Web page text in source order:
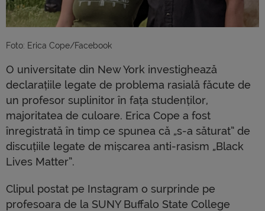
Foto: Erica Cope/Facebook
O universitate din New York investighează
declarațiile legate de problema rasială făcute de
un profesor suplinitor în fața studenților,
majoritatea de culoare. Erica Cope a fost
înregistrată în timp ce spunea că „s-a săturat” de
discuțiile legate de mișcarea anti-rasism „Black
Lives Matter”.
Clipul postat pe Instagram o surprinde pe
profesoara de la SUNY Buffalo State College